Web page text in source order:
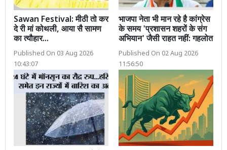
Sawan Festival: मीठी तो कर
दे री मां कोथली, आया सै सामण
का त्यौहार...
Published On 03 Aug 2026
10:43:07
भाजपा नेता भी मान रहे है कांग्रेस
के समय 'प्रशासन शहरों के संग
अभियान' जैसी राहत नहीं: गहलोत
Published On 02 Aug 2026
11:56:50